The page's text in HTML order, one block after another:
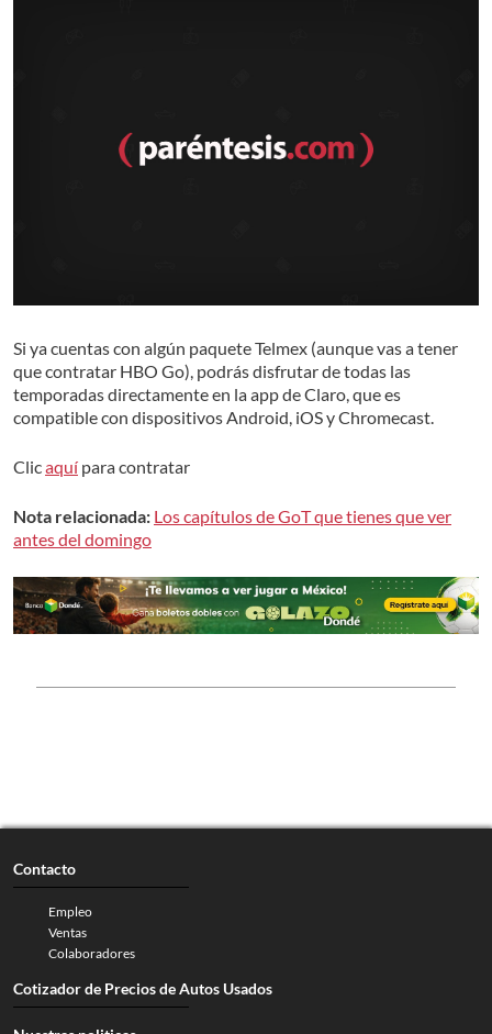
Si ya cuentas con algún paquete Telmex (aunque vas a tener
que contratar HBO Go), podrás disfrutar de todas las
temporadas directamente en la app de Claro, que es
compatible con dispositivos Android, iOS y Chromecast.
Clicaquí para contratar
Nota relacionada: Los capítulos de GoT que tienes que ver
antes del domingo
Contacto
Empleo
Ventas
Colaboradores
Cotizador de Precios de Autos Usados